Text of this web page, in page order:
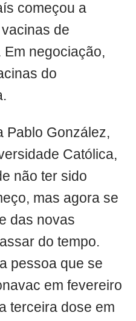
começou a
de
negociação,
do
Pablo González,
Católica,
não ter sido
mas agora se
das novas
do tempo.
pessoa que se
em fevereiro
terceira dose em